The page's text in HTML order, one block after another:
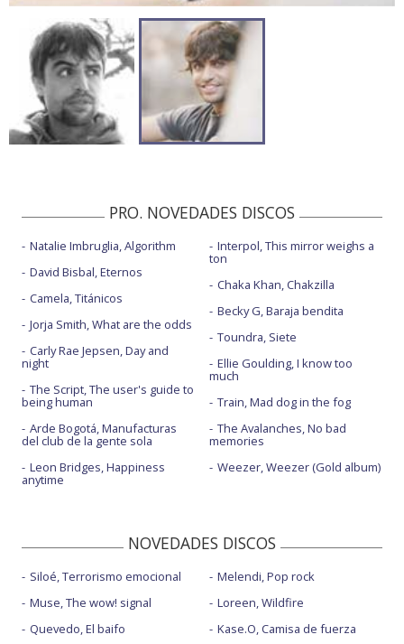
PRO. NOVEDADES DISCOS
Natalie Imbruglia, Algorithm
David Bisbal, Eternos
Camela, Titánicos
Jorja Smith, What are the odds
Carly Rae Jepsen, Day and
night
The Script, The user's guide to
being human
Arde Bogotá, Manufacturas
del club de la gente sola
Leon Bridges, Happiness
anytime
Interpol, This mirror weighs a
ton
Chaka Khan, Chakzilla
Becky G, Baraja bendita
Toundra, Siete
Ellie Goulding, I know too
much
Train, Mad dog in the fog
The Avalanches, No bad
memories
Weezer, Weezer (Gold album)
NOVEDADES DISCOS
Siloé, Terrorismo emocional
Muse, The wow! signal
Quevedo, El baifo
Melendi, Pop rock
Loreen, Wildfire
Kase.O, Camisa de fuerza